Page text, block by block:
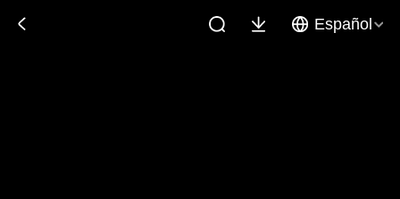
Español